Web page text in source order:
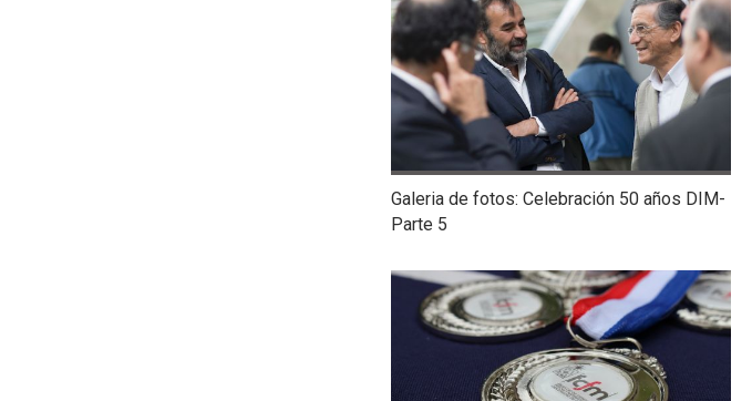
Galeria de fotos: Celebración 50 años DIM-
Parte 5